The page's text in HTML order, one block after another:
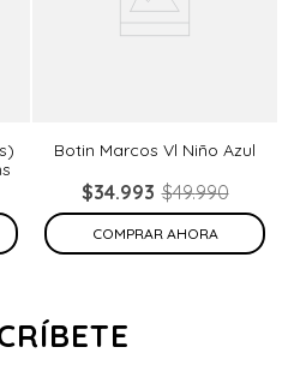
Botin Marcos Vl Niño Azul
$34.993 $49.990
COMPRAR AHORA